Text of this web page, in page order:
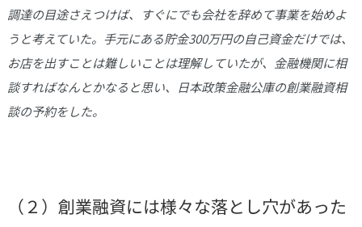
調達の目途さえつけば、すぐにでも会社を辞めて事業を始めよ
うと考えていた。手元にある貯金300万円の自己資金だけでは、
お店を出すことは難しいことは理解していたが、金融機関に相
談すればなんとかなると思い、日本政策金融公庫の創業融資相
談の予約をした。
（２）創業融資には様々な落とし穴があった